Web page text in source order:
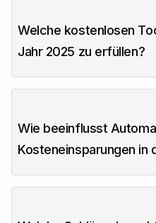
Welche kostenlosen
Jahr 2025 zu erfüllen?
Wie beeinflusst
Kosteneinsparungen in